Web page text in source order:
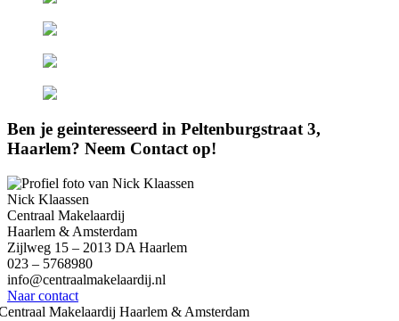
Ben je geinteresseerd in Peltenburgstraat 3,
Haarlem? Neem Contact op!
Nick Klaassen
Centraal Makelaardij
Haarlem & Amsterdam
Zijlweg 15 – 2013 DA Haarlem
023 – 5768980
info@centraalmakelaardij.nl
Naar contact
Makelaardij Haarlem & Amsterdam